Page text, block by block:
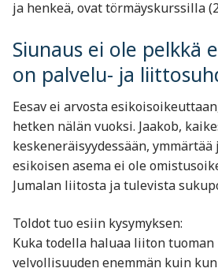
ja henkeä, ovat törmäyskurssilla
Siunaus ei ole pelkkä
on palvelu- ja
Eesav ei arvosta
hetken nälän vuoksi. Jaakob,
keskeneräisyydessään,
esikoisen asema ei ole
Jumalan liitosta ja tulevista
Toldot tuo esiin kysymyksen:
Kuka todella haluaa liiton tuoman
velvollisuuden enemmän kuin